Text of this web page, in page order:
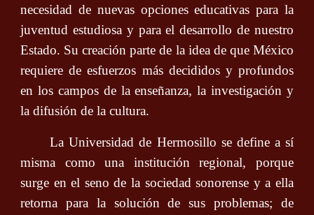
necesidad de nuevas opciones educativas para la
juventud estudiosa y para el desarrollo de nuestro
Estado. Su creación parte de la idea de que México
requiere de esfuerzos más decididos y profundos
en los campos de la enseñanza, la investigación y
la difusión de la cultura.
La Universidad de Hermosillo se define a sí
misma como una institución regional, porque
surge en el seno de la sociedad sonorense y a ella
retorna para la solución de sus problemas; de